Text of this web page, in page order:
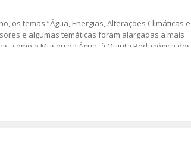
os temas “Água, Energias, Alterações Climáticas e
e algumas temáticas foram alargadas a mais
como o Museu da Água, à Quinta Pedagógica dos
os alunos do curso de Engenharia e Ambiente,